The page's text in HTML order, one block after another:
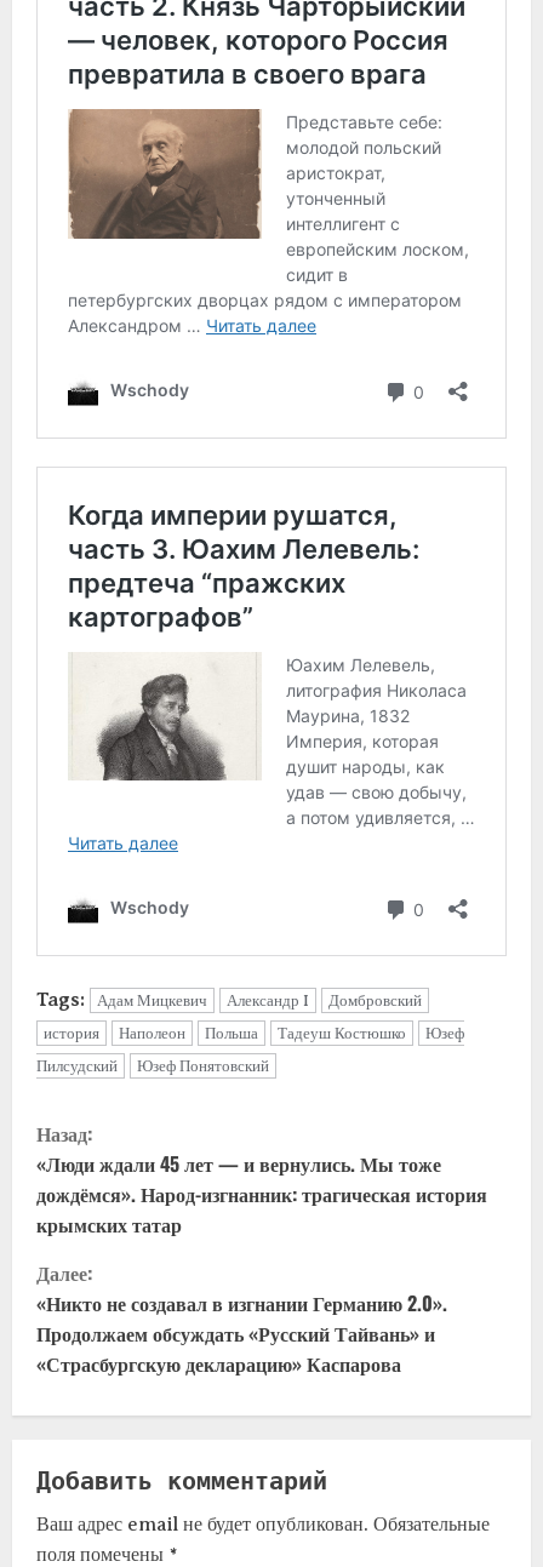
Tags: Адам Мицкевич Александр I
Домбровский
история
Наполеон Польша Тадеуш Костюшко
Юзеф
Пилсудский
Юзеф Понятовский
Назад:
«Люди ждали 45 лет — и вернулись. Мы тоже
дождёмся». Народ-изгнанник: трагическая история
крымских татар
Далее:
«Никто не создавал в изгнании Германию 2.0».
Продолжаем обсуждать «Русский Тайвань» и
«Страсбургскую декларацию» Каспарова
Добавить комментарий
Ваш адрес email не будет опубликован. Обязательные
поля помечены *